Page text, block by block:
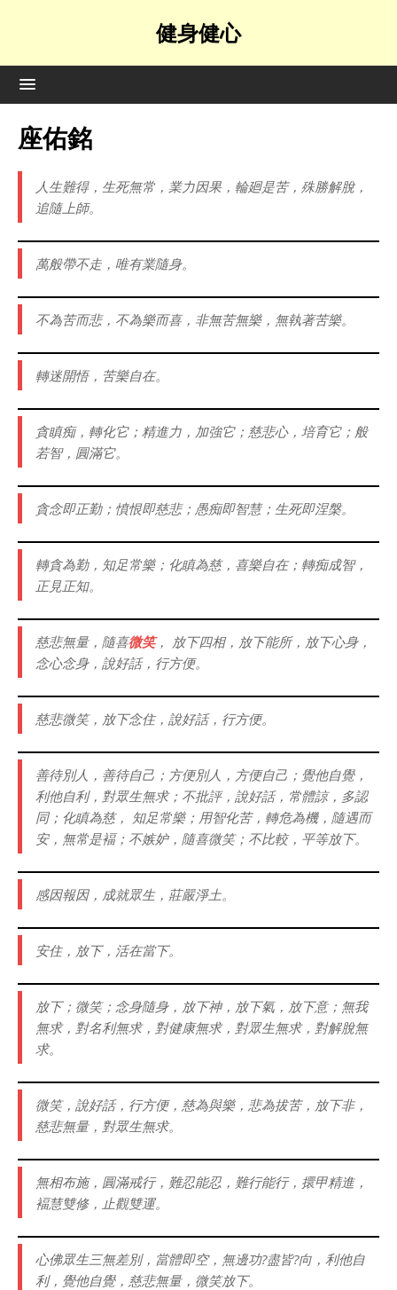
健身健心
座佑銘
人生難得，生死無常，業力因果，輪廻是苦，殊勝解脫，
追隨上師。
萬般帶不走，唯有業隨身。
不為苦而悲，不為樂而喜，非無苦無樂，無執著苦樂。
轉迷開悟，苦樂自在。
貪瞋痴，轉化它；精進力，加強它；慈悲心，培育它；般
若智，圓滿它。
貪念即正勤；憤恨即慈悲；愚痴即智慧；生死即涅槃。
轉貪為勤，知足常樂；化瞋為慈，喜樂自在；轉痴成智，
正見正知。
慈悲無量，隨喜微笑， 放下四相，放下能所，放下心身，
念心念身，說好話，行方便。
慈悲微笑，放下念住，說好話，行方便。
善待別人，善待自己；方便別人，方便自己；覺他自覺，
利他自利，對眾生無求；不批評，說好話，常體諒，多認
同；化瞋為慈， 知足常樂；用智化苦，轉危為機，隨遇而
安，無常是褔；不嫉妒，隨喜微笑；不比較，平等放下。
感因報因，成就眾生，莊嚴淨土。
安住，放下，活在當下。
放下；微笑；念身隨身，放下神，放下氣，放下意；無我
無求，對名利無求，對健康無求，對眾生無求，對解脫無
求。
微笑，說好話，行方便，慈為與樂，悲為拔苦，放下非，
慈悲無量，對眾生無求。
無相布施，圓滿戒行，難忍能忍，難行能行，擐甲精進，
褔慧雙修，止觀雙運。
心佛眾生三無差別，當體即空，無邊功?盡皆?向，利他自
利，覺他自覺，慈悲無量，微笑放下。